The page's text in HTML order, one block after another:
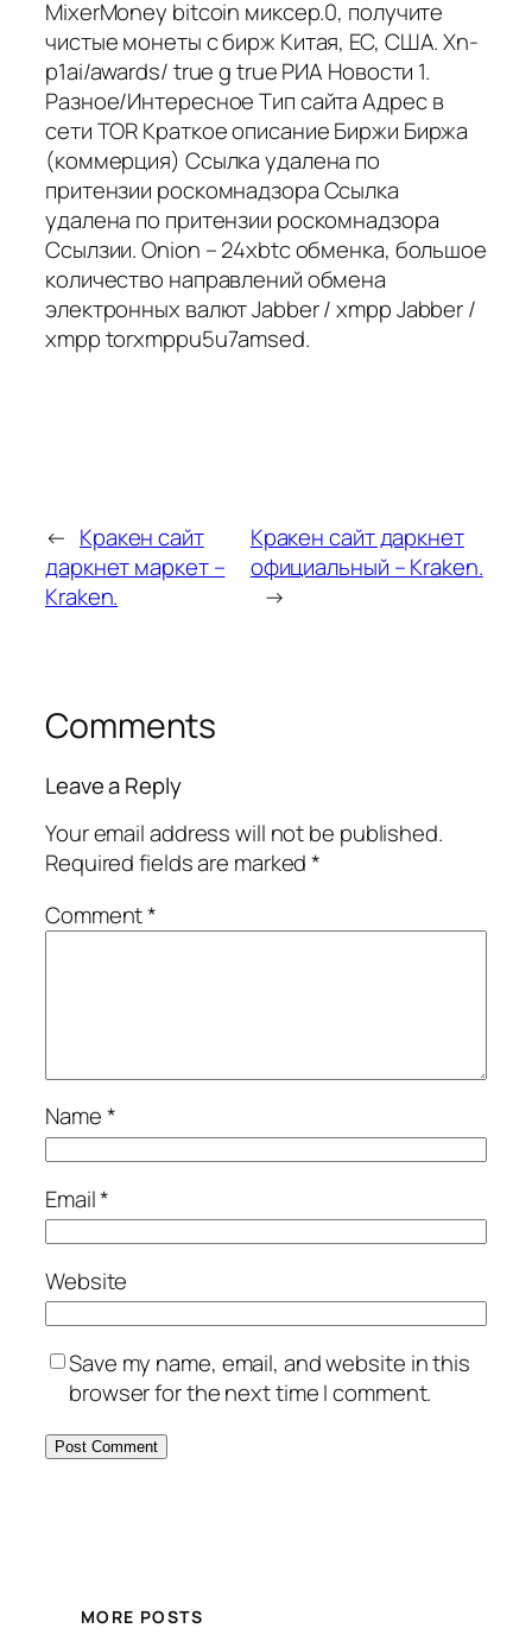
MixerMoney bitcoin миксер.0, получите
чистые монеты с бирж Китая, ЕС, США. Xn-
p1ai/awards/ true g true РИА Новости 1.
Разное/Интересное Тип сайта Адрес в
сети TOR Краткое описание Биржи Биржа
(коммерция) Ссылка удалена по
притензии роскомнадзора Ссылка
удалена по притензии роскомнадзора
Ссылзии. Onion – 24xbtc обменка, большое
количество направлений обмена
электронных валют Jabber / xmpp Jabber /
xmpp torxmppu5u7amsed.
← Кракен сайт
даркнет маркет –
Kraken.
Кракен сайт даркнет
официальный – Kraken.
→
Comments
Leave a Reply
Your email address will not be published.
Required fields are marked*
Comment*
Name*
Email*
Website
Save my name, email, and website in this
browser for the next time I comment.
MORE POSTS